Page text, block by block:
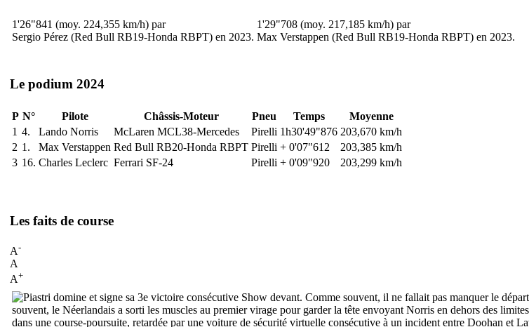
1'26"841 (moy. 224,355 km/h) par
Sergio Pérez (Red Bull RB19-Honda RBPT) en 2023.
1'29"708 (moy. 217,185 km/h) par
Max Verstappen (Red Bull RB19-Honda RBPT) en 2023.
Le podium 2024
P N° Pilote Châssis-Moteur Pneu Temps
Moyenne
1 4. Lando Norris McLaren MCL38-Mercedes Pirelli 1h30'49"876 203,670 km/h
2 1. Max Verstappen Red Bull RB20-Honda RBPT Pirelli + 0'07"612
203,385 km/h
3 16. Charles Leclerc Ferrari SF-24 Pirelli + 0'09"920 203,299 km/h
Les faits de course
A-
A
A+
Show devant. Comme souvent, il ne fallait pas manquer le
souvent, le Néerlandais a sorti les muscles au premier virage pour garder la tête envoyant Norris en dehors des
dans une course-poursuite, retardée par une voiture de sécurité virtuelle consécutive à un incident entre Doohan et